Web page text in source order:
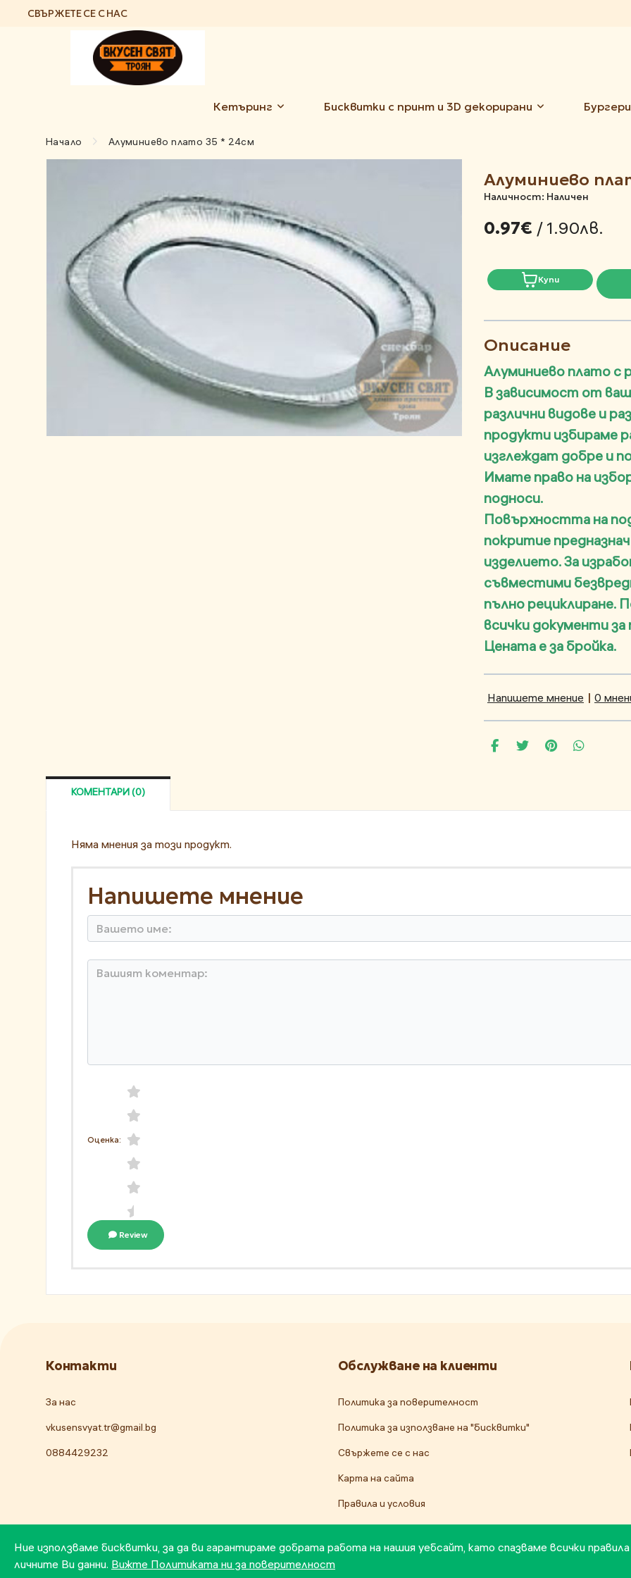
СВЪРЖЕТЕ СЕ С НАС
Кетъринг Бисквитки с принт и 3D декорирани Бургери
Начало Алуминиево плато 35 * 24см
Алуминиево
Наличност: Наличен
0.97€ / 1.90лв.
Купи
Описание
Алуминиево плато с
В зависимост от
различни видове и
продукти избираме
изглеждат добре и
Имате право на
подноси.
Повърхността на
покритие
изделието. За
съвместими
пълно рециклиране.
всички документи за
Цената е за бройка.
Напишете мнение | 0
КОМЕНТАРИ (0)
Няма мнения за този продукт.
Напишете мнение
Оценка:
Review
Ние използваме бисквитки, за да ви гарантираме добрата работа на нашия уебсайт, като спазваме всички
личните Ви данни. Вижте Политиката ни за поверителност
Контакти
За нас
vkusensvyat.tr@gmail.bg
0884429232
Обслужване на клиенти
Политика за поверителност
Политика за използване на "бисквитки"
Свържете се с нас
Карта на сайта
Правила и условия